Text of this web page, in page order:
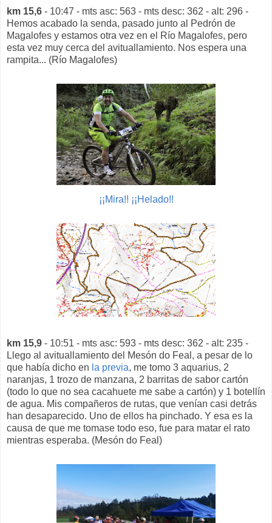
km 15,6 - 10:47 - mts asc: 563 - mts desc: 362 - alt: 296 -
Hemos acabado la senda, pasado junto al Pedrón de
Magalofes y estamos otra vez en el Río Magalofes, pero
esta vez muy cerca del avituallamiento. Nos espera una
rampita... (Río Magalofes)
¡¡Mira!! ¡¡Helado!!
km 15,9 - 10:51 - mts asc: 593 - mts desc: 362 - alt: 235 -
Llego al avituallamiento del Mesón do Feal, a pesar de lo
que había dicho en la previa, me tomo 3 aquarius, 2
naranjas, 1 trozo de manzana, 2 barritas de sabor cartón
(todo lo que no sea cacahuete me sabe a cartón) y 1 botellín
de agua. Mis compañeros de rutas, que venían casi detrás
han desaparecido. Uno de ellos ha pinchado. Y esa es la
causa de que me tomase todo eso, fue para matar el rato
mientras esperaba. (Mesón do Feal)